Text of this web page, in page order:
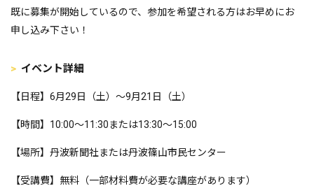
既に募集が開始しているので、参加を希望される方はお早めにお
申し込み下さい！
イベント詳細
【日程】6月29日（土）～9月21日（土）
【時間】10:00～11:30または13:30～15:00
【場所】丹波新聞社または丹波篠山市民センター
【受講費】無料（一部材料費が必要な講座があります）